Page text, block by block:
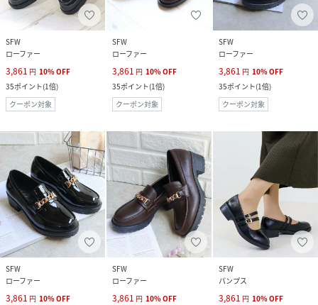
SFW
ローファー
3,861 円 10%OFF
35ポイント(1倍)
クーポン対象
SFW
ローファー
3,861 円 10%OFF
35ポイント(1倍)
クーポン対象
SFW
ローファー
3,861 円 10%OFF
35ポイント(1倍)
クーポン対象
SFW
ローファー
3,861 円 10%OFF
SFW
ローファー
3,861 円 10%OFF
SFW
パンプス
3,861 円 10%OFF